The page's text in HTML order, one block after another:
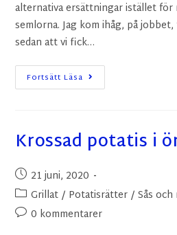
alternativa ersättningar istället för
semlorna. Jag kom ihåg, på
sedan att vi fick…
Fortsätt Läsa
Krossad potatis i
21 juni, 2020
Grillat / Potatisrätter / Sås och
0 kommentarer